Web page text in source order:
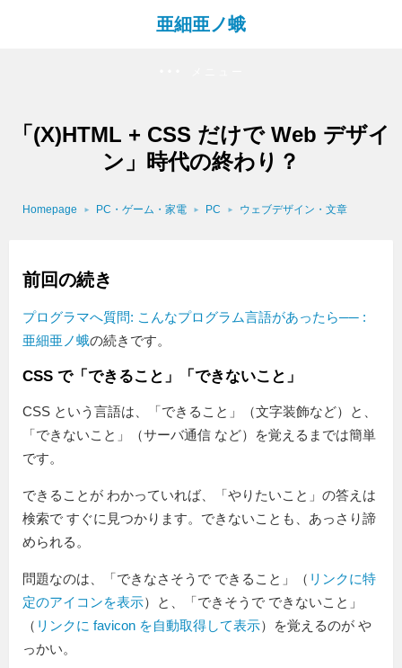
亜細亜ノ蛾
「(X)HTML + CSS だけで Web デザイ
ン」時代の終わり？
Homepage PC・ゲーム・家電 PC ウェブデザイン・文章
前回の続き
プログラマへ質問: こんなプログラム言語があったら── :
亜細亜ノ蛾の続きです。
CSS で「できること」「できないこと」
CSS という言語は、「できること」（文字装飾など）と、
「できないこと」（サーバ通信 など）を覚えるまでは簡単
です。
できることが わかっていれば、「やりたいこと」の答えは
検索で すぐに見つかります。できないことも、あっさり諦
められる。
問題なのは、「できなさそうで できること」（ リンクに特
定のアイコンを表示）と、「できそうで できないこと」
（ リンクに favicon を自動取得して表示）を覚えるのが や
っかい。